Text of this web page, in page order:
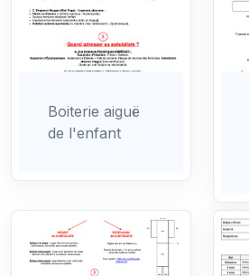
Boiterie aiguë
de l'enfant